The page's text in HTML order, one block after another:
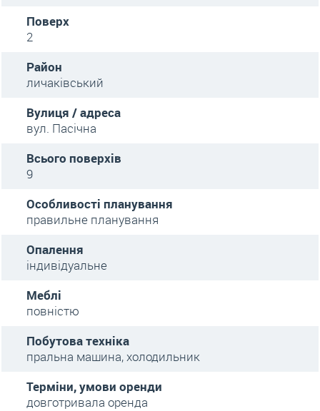
Поверх
2
Район
личаківський
Вулиця / адреса
вул. Пасічна
Всього поверхів
9
Особливості планування
правильне планування
Опалення
індивідуальне
Меблі
повністю
Побутова техніка
пральна машина, холодильник
Терміни, умови оренди
довготривала оренда